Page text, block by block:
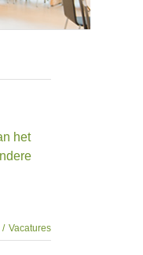
het
/ Vacatures